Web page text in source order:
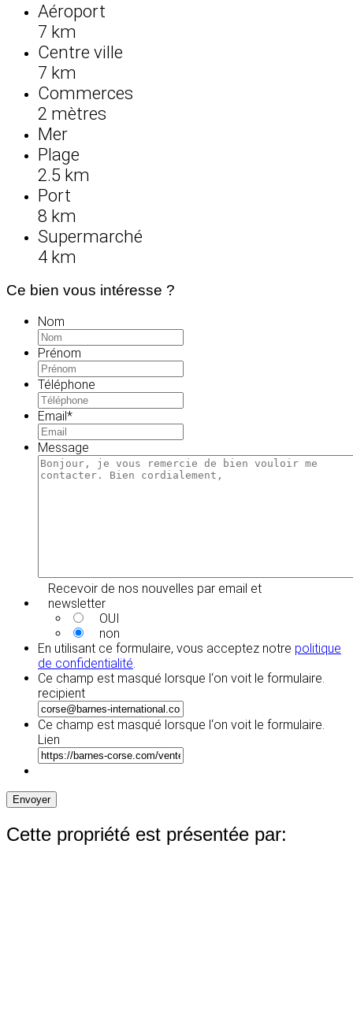
Aéroport
7 km
Centre ville
7 km
Commerces
2 mètres
Mer
Plage
2.5 km
Port
8 km
Supermarché
4 km
Ce bien vous intéresse ?
Nom
Prénom
Téléphone
Email*
Message
Recevoir de nos nouvelles par email et
newsletter
OUI
non
En utilisant ce formulaire, vous acceptez notre politique
de confidentialité.
Ce champ est masqué lorsque l‘on voit le formulaire.
recipient
Ce champ est masqué lorsque l‘on voit le formulaire.
Lien
Envoyer
Cette propriété est présentée par: